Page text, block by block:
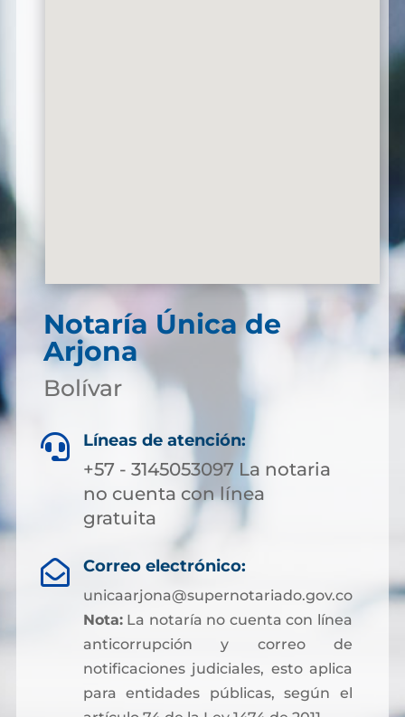
Notaría Única de
Arjona
Bolívar
 Líneas de atención:
+57 - 3145053097 La notaria
no cuenta con línea
gratuita
 Correo electrónico:
unicaarjona@supernotariado.gov.co
Nota:La notaría no cuenta con línea
anticorrupción y correo de
notificaciones judiciales, esto aplica
para entidades públicas, según el